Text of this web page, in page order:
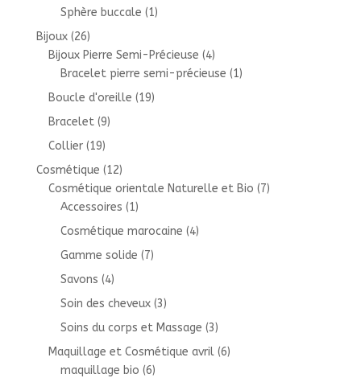
Sphère buccale (1)
Bijoux (26)
Bijoux Pierre Semi-Précieuse (4)
Bracelet pierre semi-précieuse (1)
Boucle d'oreille (19)
Bracelet (9)
Collier (19)
Cosmétique (12)
Cosmétique orientale Naturelle et Bio (7)
Accessoires (1)
Cosmétique marocaine (4)
Gamme solide (7)
Savons (4)
Soin des cheveux (3)
Soins du corps et Massage (3)
Maquillage et Cosmétique avril (6)
maquillage bio (6)